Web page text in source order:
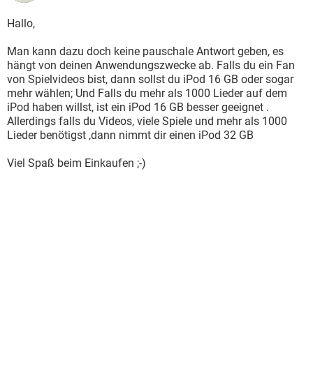
Hallo,
Man kann dazu doch keine pauschale Antwort geben, es
hängt von deinen Anwendungszwecke ab. Falls du ein Fan
von Spielvideos bist, dann sollst du iPod 16 GB oder sogar
mehr wählen; Und Falls du mehr als 1000 Lieder auf dem
iPod haben willst, ist ein iPod 16 GB besser geeignet .
Allerdings falls du Videos, viele Spiele und mehr als 1000
Lieder benötigst ,dann nimmt dir einen iPod 32 GB
Viel Spaß beim Einkaufen ;-)